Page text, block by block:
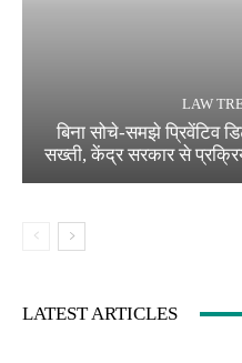
LAW
बिना सोचे-समझे प्रिवेंटिव
सख्ती, केंद्र सरकार से
LATEST ARTICLES